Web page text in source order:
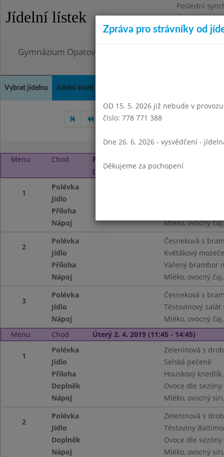
Jídelní lístek
Poslední
Úterý
Omezení
Gymnázium Opatov, Praha 4, Konstantinova 1500
Vybrat jídelnu Jídelní lístek
Únor 2019
Menu Chod
Pondělí 1. 4. 2019
(11:45 - 14:45)
1
Polévka
Jídlo
Příloha
Nápoj
Mléko, ovocný
2
Polévka
Česneková s
Jídlo
Květákový
Příloha
Vařený brambor
Nápoj
Mléko, ovocný
3
Polévka
Česneková s
Jídlo
Těstovinový
Nápoj
Mléko, ovocný
Menu
Chod Úterý 2. 4. 2019 (11:45 - 14:45)
1
Polévka
Zeleninová s
Jídlo
Selská pečeně
Příloha
Houskový
Doplněk
Ovoce dle sezóny
Nápoj
Mléko, ovocný
2
Polévka
Zeleninová s
Jídlo
Těstoviny
Doplněk
Ovoce dle sezóny
Nápoj
Mléko, ovocný
Zpráva pro strávníky od
OD 15. 5. 2026 již nebude v
číslo: 778 771 388
Dne 26. 6. 2026 - vysvědčení -
Děkujeme za pochopení